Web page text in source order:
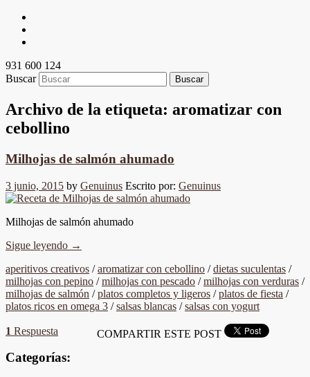
931 600 124
Buscar
Archivo de la etiqueta: aromatizar con
cebollino
Milhojas de salmón ahumado
3 junio, 2015 by Genuinus Escrito por: Genuinus
Milhojas de salmón ahumado
Sigue leyendo →
aperitivos creativos /aromatizar con cebollino /dietas suculentas /
milhojas con pepino /milhojas con pescado /milhojas con verduras /
milhojas de salmón /platos completos y ligeros /platos de fiesta /
platos ricos en omega 3 /salsas blancas /salsas con yogurt
1 Respuesta COMPARTIR ESTE POST
Categorías: